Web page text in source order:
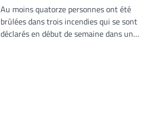
Au moins quatorze personnes ont été
brûlées dans trois incendies qui se sont
déclarés en début de semaine dans un…